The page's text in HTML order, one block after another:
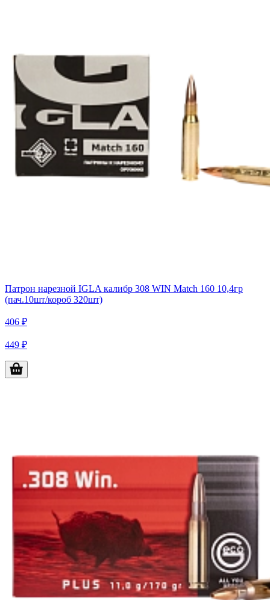
Патрон нарезной IGLA калибр 308 WIN Match 160 10,4гр
(пач.10шт/короб 320шт)
406 ₽
449 ₽